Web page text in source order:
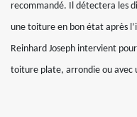
recommandé. Il détectera les
une toiture en bon état après
Reinhard Joseph intervient
toiture plate, arrondie ou avec